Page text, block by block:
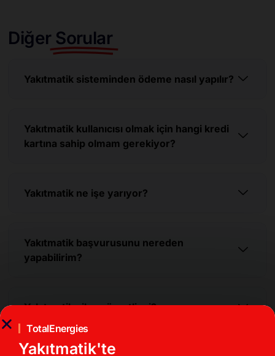
Diğer Sorular
Yakıtmatik sisteminden ödeme nasıl yapılır?
Yakıtmatik kullanıcısı olmak için hangi kredi
kartına sahip olmam gerekiyor?
Yakıtmatik ne işe yarıyor?
Yakıtmatik başvurusunu nereden
yapabilirim?
Yakıtmatik cihazı ücretli mi?
TotalEnergies
Yakıtmatik'te